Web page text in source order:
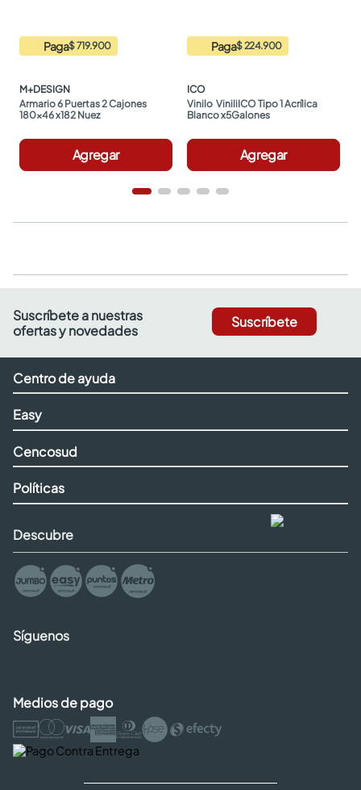
Paga$ 719.900
M+DESIGN
Armario 6 Puertas 2 Cajones
180x46 x182 Nuez
Agregar
Paga$ 224.900
ICO
Vinilo  ViniliICO Tipo 1 Acrílica
Blanco x5Galones
Agregar
Suscríbete a nuestras
ofertas y novedades
Suscríbete
Centro de ayuda
Easy
Cencosud
Políticas
Descubre
Síguenos
Medios de pago